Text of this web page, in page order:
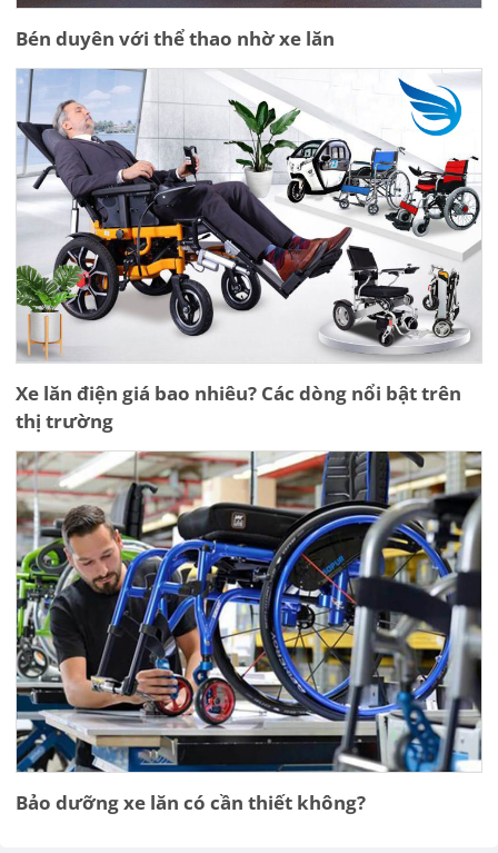
Bén duyên với thể thao nhờ xe lăn
Xe lăn điện giá bao nhiêu? Các dòng nổi bật trên
thị trường
Bảo dưỡng xe lăn có cần thiết không?